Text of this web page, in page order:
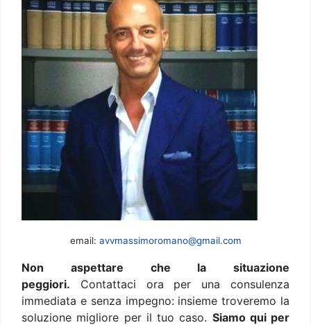
email: avvmassimoromano@gmail.com
Non aspettare che la situazione
peggiori. Contattaci ora per una consulenza
immediata e senza impegno: insieme troveremo la
soluzione migliore per il tuo caso. Siamo qui per